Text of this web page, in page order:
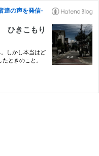
達の声を発信-
ひきこもり
しかし本当はど
ときのこと。